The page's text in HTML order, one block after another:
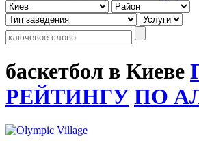
баскетбол в Киеве
РЕЙТИНГУ ПО